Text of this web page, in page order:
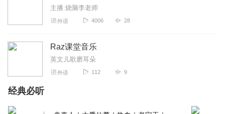
主播:烧脑李老师
外语 4006 28
Raz课堂音乐
英文儿歌磨耳朵
外语 112 9
经典必听